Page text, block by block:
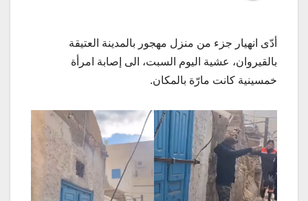
أدّى انهيار جزء من منزل مهجور بالمدينة العتيقة
بالقيروان، عشية اليوم السبت، الى إصابة امرأة
خمسينية كانت مارّة بالمكان.